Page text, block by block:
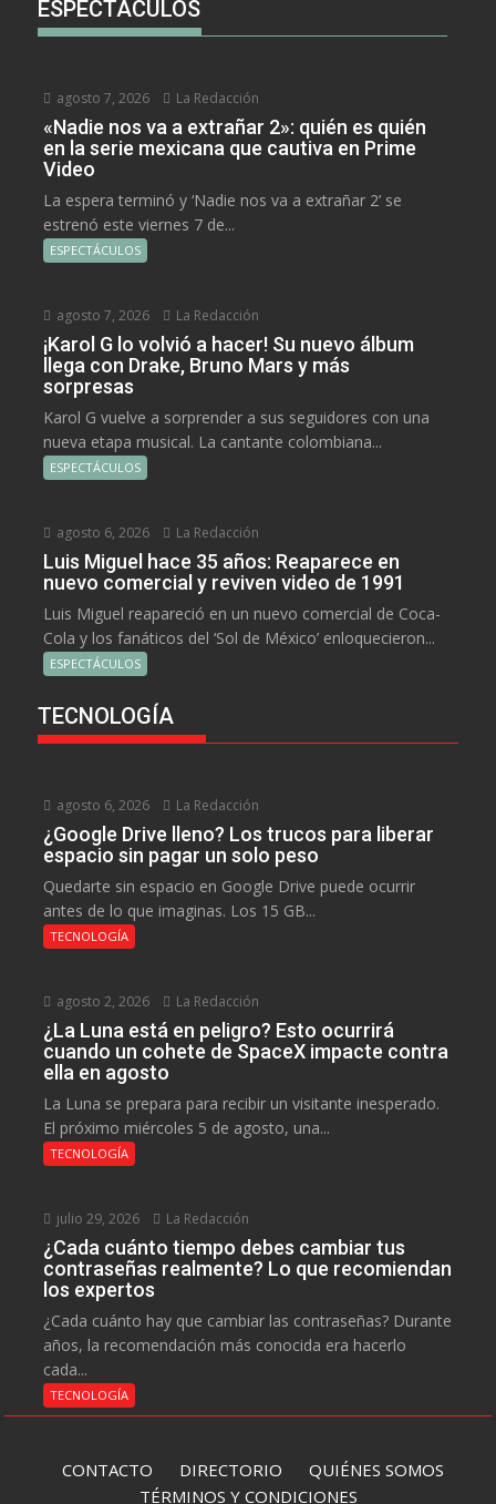
ESPECTÁCULOS
agosto 7, 2026 La Redacción
«Nadie nos va a extrañar 2»: quién es quién
en la serie mexicana que cautiva en Prime
Video
La espera terminó y ‘Nadie nos va a extrañar 2’ se
estrenó este viernes 7 de...
ESPECTÁCULOS
agosto 7, 2026 La Redacción
¡Karol G lo volvió a hacer! Su nuevo álbum
llega con Drake, Bruno Mars y más
sorpresas
Karol G vuelve a sorprender a sus seguidores con una
nueva etapa musical. La cantante colombiana...
ESPECTÁCULOS
agosto 6, 2026 La Redacción
Luis Miguel hace 35 años: Reaparece en
nuevo comercial y reviven video de 1991
Luis Miguel reapareció en un nuevo comercial de Coca-
Cola y los fanáticos del ‘Sol de México’ enloquecieron...
ESPECTÁCULOS
TECNOLOGÍA
agosto 6, 2026 La Redacción
¿Google Drive lleno? Los trucos para liberar
espacio sin pagar un solo peso
Quedarte sin espacio en Google Drive puede ocurrir
antes de lo que imaginas. Los 15 GB...
TECNOLOGÍA
agosto 2, 2026 La Redacción
¿La Luna está en peligro? Esto ocurrirá
cuando un cohete de SpaceX impacte contra
ella en agosto
La Luna se prepara para recibir un visitante inesperado.
El próximo miércoles 5 de agosto, una...
TECNOLOGÍA
julio 29, 2026 La Redacción
¿Cada cuánto tiempo debes cambiar tus
contraseñas realmente? Lo que recomiendan
los expertos
¿Cada cuánto hay que cambiar las contraseñas? Durante
años, la recomendación más conocida era hacerlo
cada...
TECNOLOGÍA
CONTACTO DIRECTORIO QUIÉNES SOMOS
TÉRMINOS Y CONDICIONES